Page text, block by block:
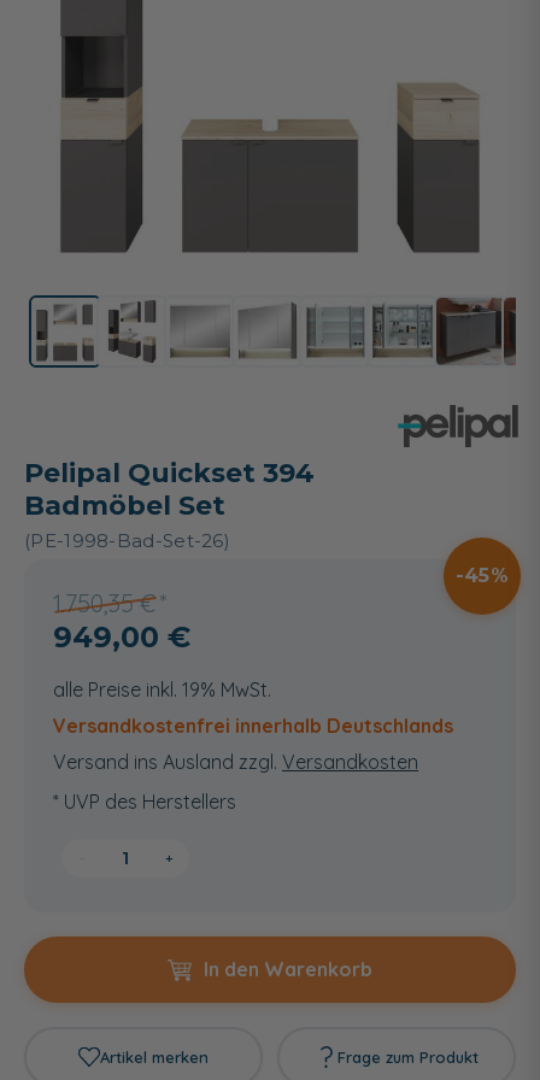
Pelipal Quickset 394
Badmöbel Set
(PE-1998-Bad-Set-26)
1.750,35 €
45
949,00 €
alle Preise inkl. 19% MwSt.
Versandkostenfrei innerhalb Deutschlands
Versand ins Ausland zzgl. Versandkosten
* UVP des Herstellers
+
In den Warenkorb
Artikel merken Frage zum Produkt